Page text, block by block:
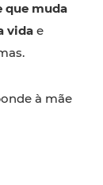
que muda
vida e
à mãe